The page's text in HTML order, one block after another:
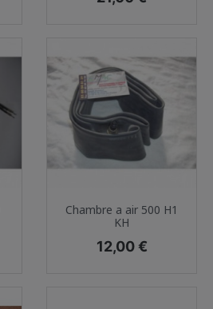
Chambre a air 500 H1
KH
Prix
12,00 €